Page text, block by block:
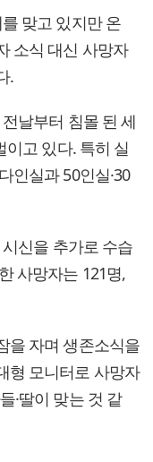
맞고 있지만 온
소식 대신 사망자
.
날부터 침몰 된 세
이고 있다. 특히 실
인실과 50인실·30
신을 추가로 수습
사망자는 121명,
을 자며 생존소식을
형 모니터로 사망자
·딸이 맞는 것 같